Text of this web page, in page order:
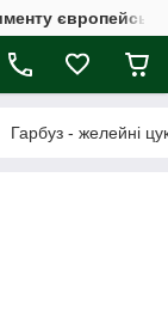
Гарбуз - желейні